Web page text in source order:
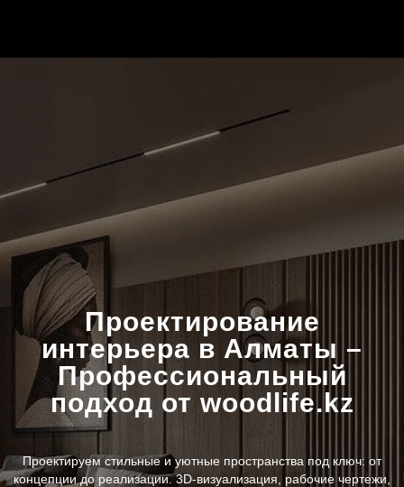
Проектирование
интерьера в Алматы –
Профессиональный
подход от woodlife.kz
Проектируем стильные и уютные пространства под ключ: от
концепции до реализации. 3D-визуализация, рабочие чертежи,